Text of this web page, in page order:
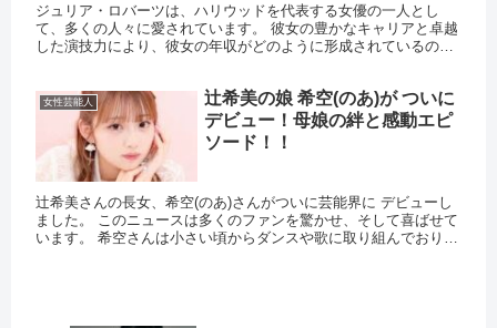
ジュリア・ロバーツは、ハリウッドを代表する女優の一人とし
て、多くの人々に愛されています。 彼女の豊かなキャリアと卓越
した演技力により、彼女の年収がどのように形成されているの
女性芸能人
辻希美の娘 希空(のあ)が ついに
デビュー！母娘の絆と感動エピ
ソード！！
辻希美さんの長女、希空(のあ)さんがついに芸能界に デビューし
ました。 このニュースは多くのファンを驚かせ、そして喜ばせて
います。 希空さんは小さい頃からダンスや歌に取り組んでおり、